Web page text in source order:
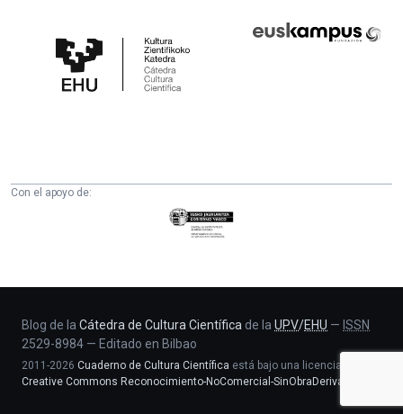
Cultura
Científica
Fundazioa
Con el apoyo de:
Eusko
Jaurlaritza
eta
Berrikuntza
saila
Blog de la Cátedra de Cultura Científica de la UPV/EHU — ISSN
2529-8984 — Editado en Bilbao
2011-2026 Cuaderno de Cultura Científica está bajo una licencia
Creative Commons Reconocimiento-NoComercial-SinObraDerivada 4.0